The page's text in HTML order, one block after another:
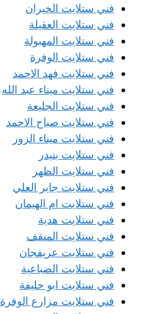
فني ستلايت الخيران
فني ستلايت العقيلة
فني ستلايت المهبولة
فني ستلايت الوفرة
فني ستلايت فهد الاحمد
فني ستلايت ميناء عبد الله
فني ستلايت الجليعة
فني ستلايت صباح الاحمد
فني ستلايت ميناء الزور
فني ستلايت بنيدر
فني ستلايت الظهر
فني ستلايت جابر العلي
فني ستلايت ام الهيمان
فني ستلايت هدية
فني ستلايت المنقف
فني ستلايت عريفجان
فني ستلايت الضباعية
فني ستلايت ابو حليفة
فني ستلايت مزارع الوفرة